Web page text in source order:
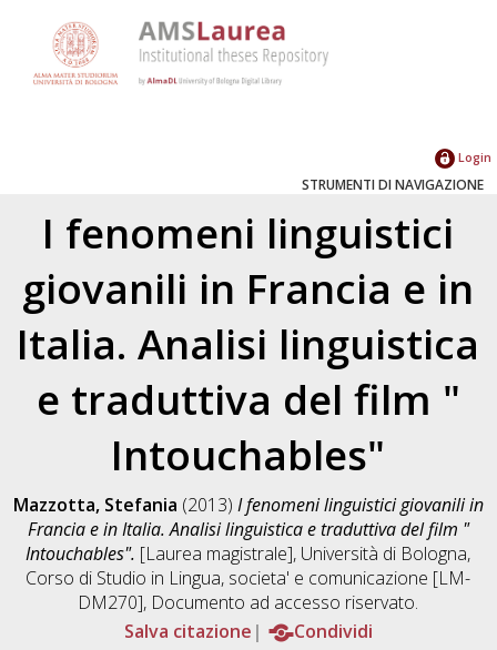
Login
STRUMENTI DI NAVIGAZIONE
I fenomeni linguistici
giovanili in Francia e in
Italia. Analisi linguistica
e traduttiva del film "
Intouchables"
Mazzotta, Stefania (2013) I fenomeni linguistici giovanili in
Francia e in Italia. Analisi linguistica e traduttiva del film "
Intouchables". [Laurea magistrale], Università di Bologna,
Corso di Studio in Lingua, societa' e comunicazione [LM-
DM270], Documento ad accesso riservato.
Salva citazione
Condividi